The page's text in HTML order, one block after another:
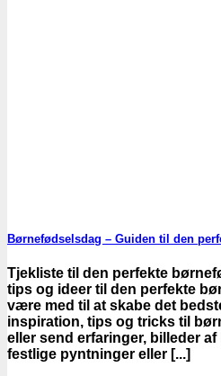
Børnefødselsdag – Guiden til den
Tjekliste til den perfekte
tips og ideer til den perfekte
være med til at skabe det
inspiration, tips og tricks til
eller send erfaringer, billeder
festlige pyntninger eller [...]